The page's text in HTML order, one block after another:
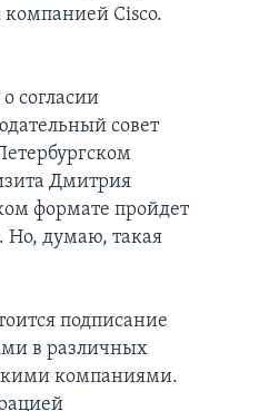
Cisco.
согласии
совет
Дмитрия
формате пройдет
Но, думаю, такая
подписание
в различных
компаниями.